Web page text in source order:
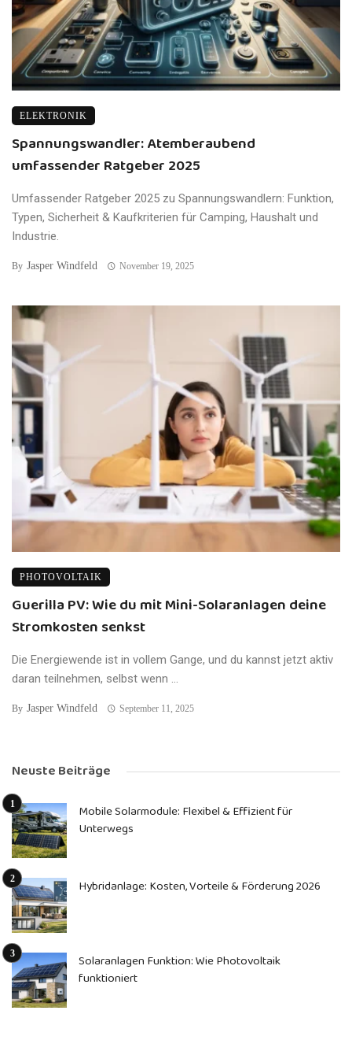
ELEKTRONIK
Spannungswandler: Atemberaubend
umfassender Ratgeber 2025
Umfassender Ratgeber 2025 zu Spannungswandlern: Funktion,
Typen, Sicherheit & Kaufkriterien für Camping, Haushalt und
Industrie.
By Jasper Windfeld November 19, 2025
PHOTOVOLTAIK
Guerilla PV: Wie du mit Mini-Solaranlagen deine
Stromkosten senkst
Die Energiewende ist in vollem Gange, und du kannst jetzt aktiv
daran teilnehmen, selbst wenn ...
By Jasper Windfeld September 11, 2025
Neuste Beiträge
Mobile Solarmodule: Flexibel & Effizient für
Unterwegs
Hybridanlage: Kosten, Vorteile & Förderung 2026
Solaranlagen Funktion: Wie Photovoltaik
funktioniert